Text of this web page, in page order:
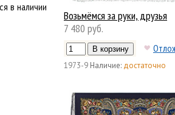
в наличии
Возьмёмся за руки, друзья
7 480 руб.
1973-9 Наличие: достаточно